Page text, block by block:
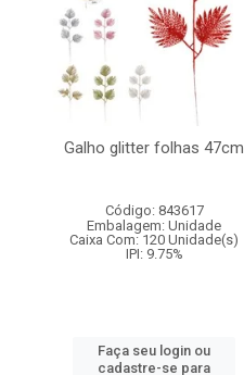
Galho glitter folhas 47cm
Código: 843617
Embalagem: Unidade
Caixa Com: 120 Unidade(s)
IPI: 9.75%
Faça seu login ou
cadastre-se para